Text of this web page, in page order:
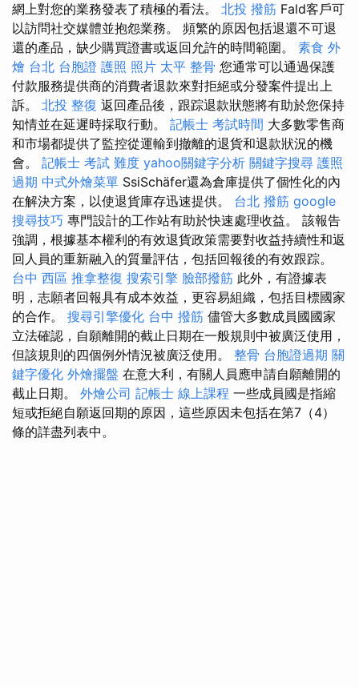
網上對您的業務發表了積極的看法。 北投 撥筋 Fald客戶可
以訪問社交媒體並抱怨業務。 頻繁的原因包括退還不可退
還的產品，缺少購買證書或返回允許的時間範圍。 素食 外
燴 台北 台胞證 護照 照片 太平 整骨 您通常可以通過保護
付款服務提供商的消費者退款來對拒絕或分發案件提出上
訴。 北投 整復 返回產品後，跟踪退款狀態將有助於您保持
知情並在延遲時採取行動。 記帳士 考試時間 大多數零售商
和市場都提供了監控從運輸到撤離的退貨和退款狀況的機
會。 記帳士 考試 難度 yahoo關鍵字分析 關鍵字搜尋 護照
過期 中式外燴菜單 SsiSchäfer還為倉庫提供了個性化的內
在解決方案，以使退貨庫存迅速提供。 台北 撥筋 google
搜尋技巧 專門設計的工作站有助於快速處理收益。 該報告
強調，根據基本權利的有效退貨政策需要對收益持續性和返
回人員的重新融入的質量評估，包括回報後的有效跟踪。
台中 西區 推拿整復 搜索引擎 臉部撥筋 此外，有證據表
明，志願者回報具有成本效益，更容易組織，包括目標國家
的合作。 搜尋引擎優化 台中 撥筋 儘管大多數成員國國家
立法確認，自願離開的截止日期在一般規則中被廣泛使用，
但該規則的四個例外情況被廣泛使用。 整骨 台胞證過期 關
鍵字優化 外燴擺盤 在意大利，有關人員應申請自願離開的
截止日期。 外燴公司 記帳士 線上課程 一些成員國是指縮
短或拒絕自願返回期的原因，這些原因未包括在第7（4）
條的詳盡列表中。